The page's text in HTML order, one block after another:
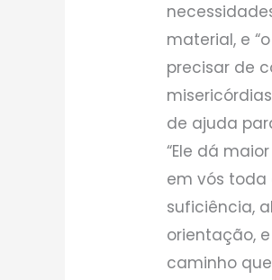
material, e
precisar de
de ajuda
“Ele dá
em vós toda
suficiência,
orientação,
caminho